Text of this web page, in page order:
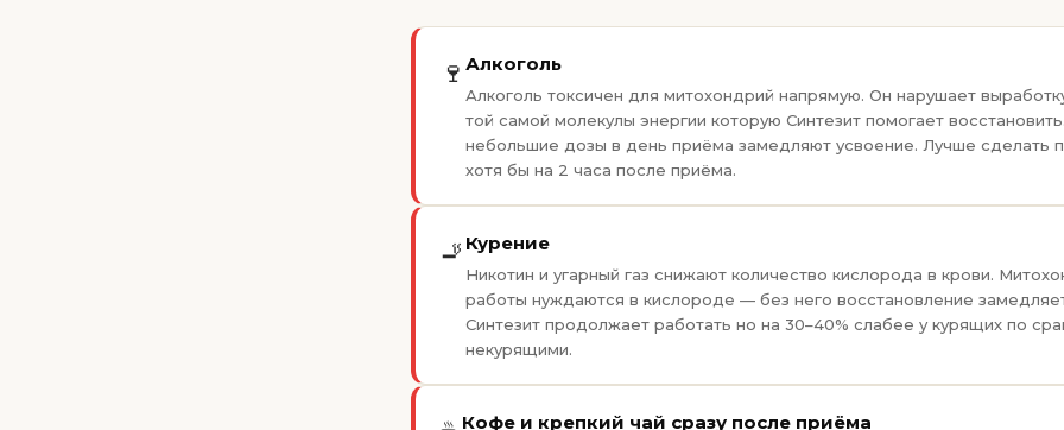
🍷 Алкоголь
Алкоголь токсичен для митохондрий напрямую. Он нарушает
той самой молекулы энергии которую Синтезит помогает
небольшие дозы в день приёма замедляют усвоение. Лучше сделать
хотя бы на 2 часа после приёма.
🚬 Курение
Никотин и угарный газ снижают количество кислорода в крови.
работы нуждаются в кислороде — без него восстановление
Синтезит продолжает работать но на 30–40% слабее у курящих по
некурящими.
Кофе и крепкий чай сразу после приёма